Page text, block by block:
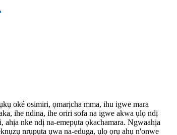
oké osimiri, ọmarịcha mma, ihu igwe mara
ihe ndina, ihe oriri sofa na igwe akwa ụlọ ndị
nke ndị na-emepụta ọkachamara. Ngwaahịa
nrụpụta ụwa na-eduga, ụlọ ọrụ ahụ n'onwe